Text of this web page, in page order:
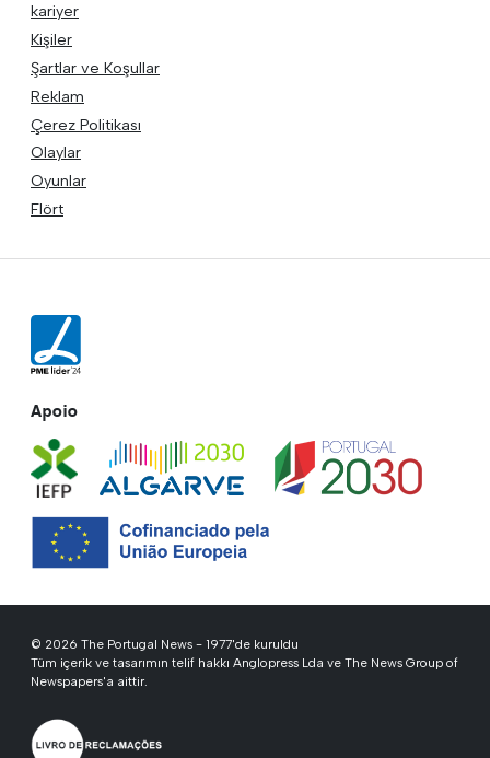
kariyer
Kişiler
Şartlar ve Koşullar
Reklam
Çerez Politikası
Olaylar
Oyunlar
Flört
Apoio
© 2026 The Portugal News - 1977'de kuruldu
Tüm içerik ve tasarımın telif hakkı Anglopress Lda ve The News Group of
Newspapers'a aittir.